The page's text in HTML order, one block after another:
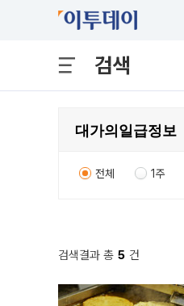
검색
전체 1주
검색결과 총 5 건